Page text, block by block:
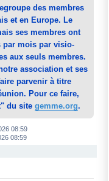
des membres
et en Europe. Le
ses membres ont
par mois par visio-
aux seuls membres.
association et ses
parvenir à titre
Pour ce faire,
du site gemme.org.
08:59
08:59